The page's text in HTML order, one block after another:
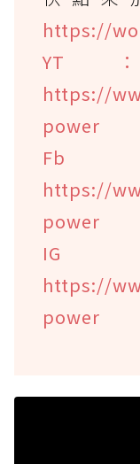
https://
YT
https://
power
https://
power
https://
power